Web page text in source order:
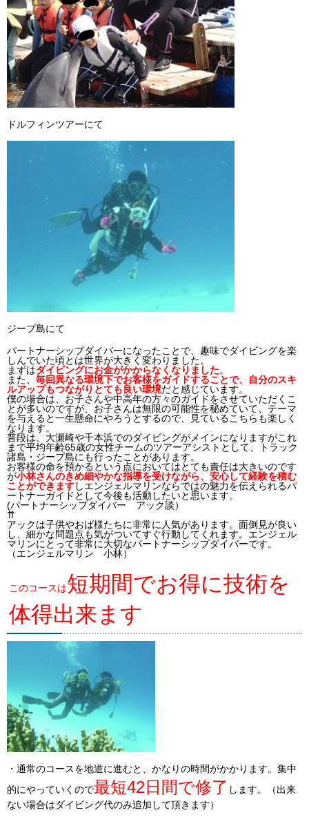
ドルフィンツアーにて
ジープ島にて
パートナーシップダイバーになったことで、趣味でダイビングを楽
しんでいた頃とは世界が大きく変わりました。
まずはダイビングにお金がかからなくなりました。
また、 毎回異なる環境下でお客様をガイドすることで、自分のスキ
ルアップもつながりとても良い環境だと感じています。
僕の場合は、お子さんや中高年の方々のガイドをさせていただくこ
とが多いのですが、お子さんは無限の可能性を秘めていて、テーマ
を与えると一生懸命にやろうとするので、見ているこちらも楽しく
なります。
普段は、大瀬崎や千本浜でのダイビングがメインになりますがこれ
まで平均年齢65歳の女性チームのツアーアシストとして、トラック
諸島・ジープ島にも行ったことがあります。
お客様の命を預かるという点においてはとても責任は大きいのです
が小林さんのきめ細やかな指導を受けながら、安心して経験を積む
ことができますしエンジェルマリンならではの魅力を伝えられるパ
ートナーガイドとして今後も活動したいと思います。
(パートナーシップダイバー アック談）
⇈
アックは子供やおば様たちに非常に人気があります。面倒見が良い
し、細かな問題点も気がついてすぐ行動してくれます。エンジェル
マリンにとって非常に大切なパートナーシップダイバーです。
（エンジェルマリン 小林）
このコースは短期間でお得に技術を
体得出来ます
・通常のコースを地道に進むと、かなりの時間がかかります。集中
的にやっていくので最短42日間で修了 します。（出来
ない場合はダイビング代のみ追加して頂きます）